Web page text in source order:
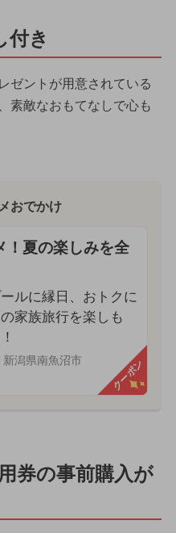
付き
ゼントが用意されている
素敵なおもてなしで心も
おでかけ
！夏の楽しみを全
ルに縁日、おトクに
家族旅行を楽しも
新潟県南魚沼市 クーポン
券の事前購入が